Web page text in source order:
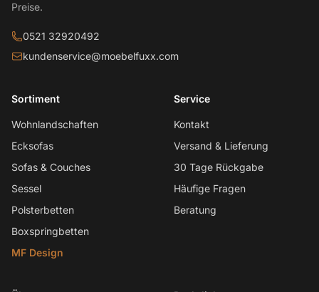
Preise.
0521 32920492
kundenservice@moebelfuxx.com
Sortiment
Wohnlandschaften
Ecksofas
Sofas & Couches
Sessel
Polsterbetten
Boxspringbetten
MF Design
Service
Kontakt
Versand & Lieferung
30 Tage Rückgabe
Häufige Fragen
Beratung